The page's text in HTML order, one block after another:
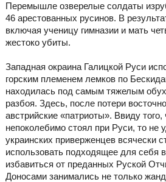
Перемышле озверелые солдаты
46 арестованных русинов. В
включая ученицу гимназии и мать
жестоко убиты.
Западная окраина Галицкой Руси
горским племенем лемков по
находилась под самым тяжелым
разбоя. Здесь, после потери
австрийские «патриоты». Ввиду того,
непоколебимо стоял при Руси, то не
украинских приверженцев всячески
использовать подходящее для себя
избавиться от преданных Руской
Доносами занимались не только